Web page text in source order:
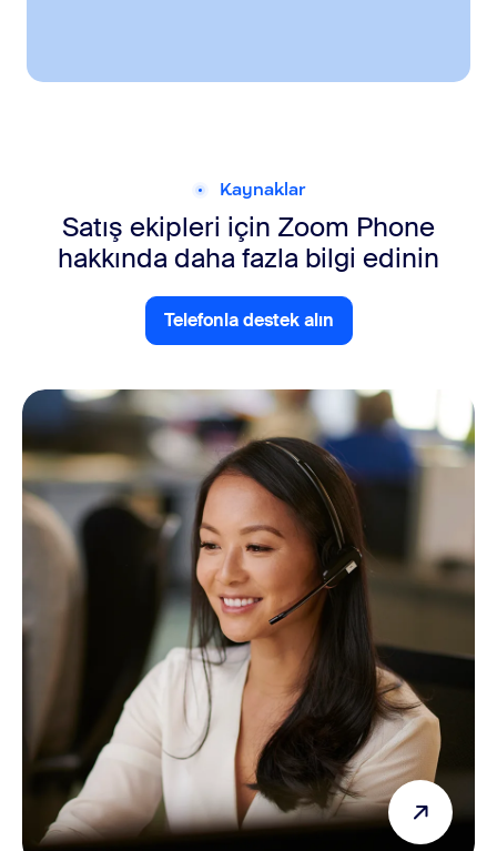
Kaynaklar
Satış ekipleri için Zoom Phone
hakkında daha fazla bilgi edinin
Telefonla destek alın
Telefonla destek alın